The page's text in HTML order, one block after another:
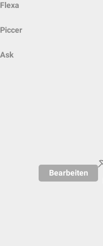
Flexa
Piccer
Ask
Bearbeiten